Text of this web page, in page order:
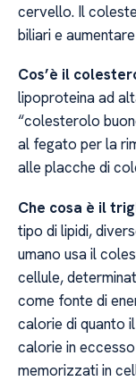
cervello. Il
biliari e
Cos’è il
lipoproteina ad
“colesterolo
al fegato per la
alle placche di
Che cosa è il
tipo di lipidi,
umano usa il
cellule,
come fonte di
calorie di quanto
calorie in
memorizzati in